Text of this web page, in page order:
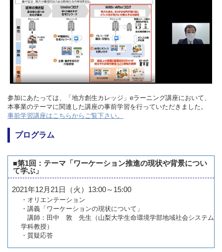
参加にあたっては、「地方創生カレッジ」eラーニング講座において、
本事業のテーマに関連した講座の事前学習を行っていただきました。
事前学習講座はこちらからご覧下さい。
プログラム
■第1回：テーマ「ワーケーション推進の現状や背景につい
て学ぶ」
2021年12月21日（火）13:00～15:00
・オリエンテーション
・講義「ワーケーションの現状について」
講師：田中 敦 先生（山梨大学生命環境学部地域社会システム
学科教授）
・質疑応答